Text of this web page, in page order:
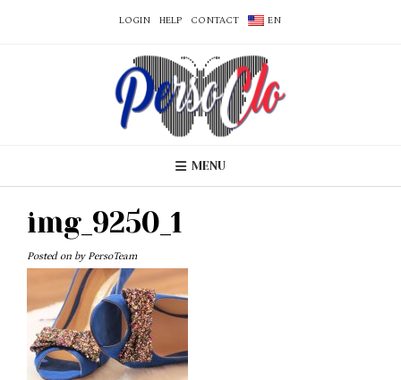
LOGIN HELP CONTACT EN
MENU
img_9250_1
Posted on by PersoTeam